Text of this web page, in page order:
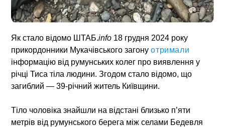
Як стало відомо ШТАБ.info 18 грудня 2024 року
прикордонники Мукачівського загонуотримали
інформацію від румунських колег про виявлення у
річці Тиса тіла людини. Згодом стало відомо, що
загиблий — 39-річний житель Київщини.
Тіло чоловіка знайшли на відстані близько п’яти
метрів від румунського берега між селами Бедевля